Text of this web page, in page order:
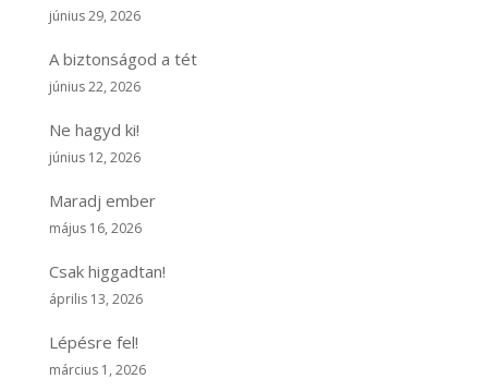
június 29, 2026
A biztonságod a tét
június 22, 2026
Ne hagyd ki!
június 12, 2026
Maradj ember
május 16, 2026
Csak higgadtan!
április 13, 2026
Lépésre fel!
március 1, 2026